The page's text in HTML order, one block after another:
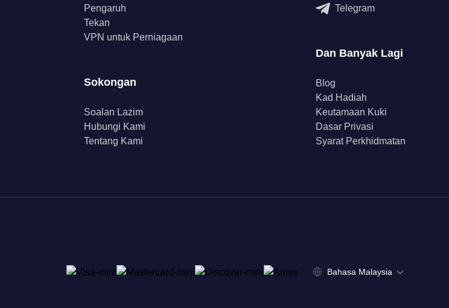
Pengaruh
Tekan
VPN untuk Perniagaan
Sokongan
Soalan Lazim
Hubungi Kami
Tentang Kami
Telegram
Dan Banyak Lagi
Blog
Kad Hadiah
Keutamaan Kuki
Dasar Privasi
Syarat Perkhidmatan
Bahasa Malaysia